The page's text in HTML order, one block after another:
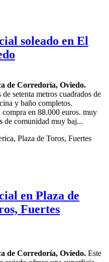
soleado en El
de Corredoría, Oviedo.
setenta metros cuadrados de
y baño completos.
en 88.000 euros. muy
de comunidad muy baj...
en Plaza de
Fuertes
de Corredoría, Oviedo. Este